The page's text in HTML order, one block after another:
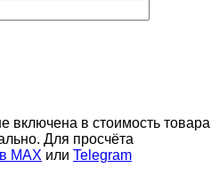
включена в стоимость товара
Для просчёта
MAX или Telegram